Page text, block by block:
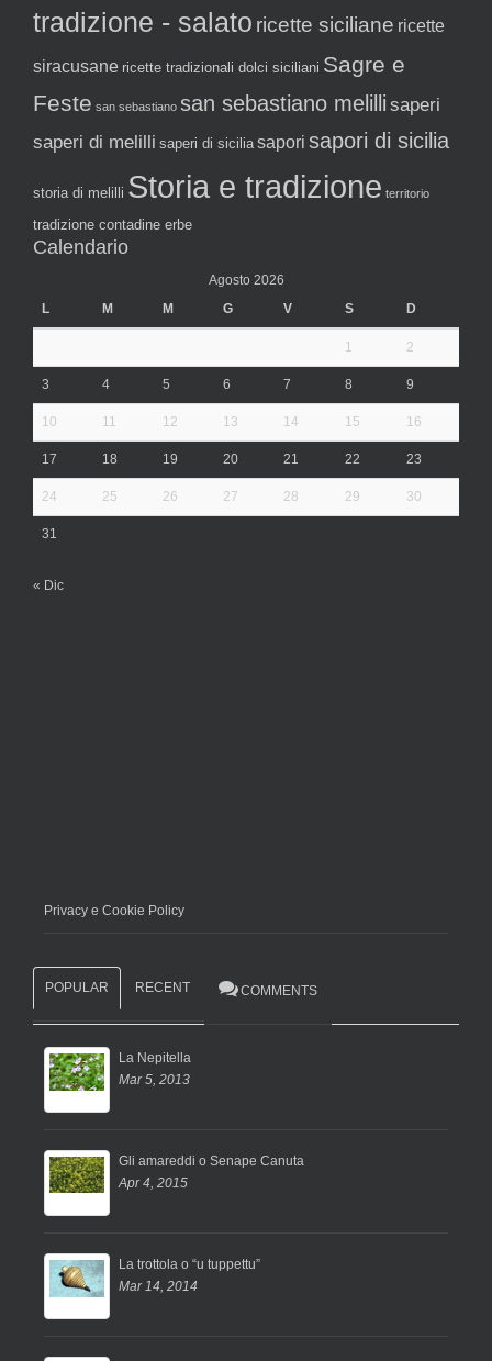
tradizione - salato ricette siciliane ricette
siracusane ricette tradizionali dolci siciliani Sagre e
Feste san sebastiano san sebastiano melilli saperi
saperi di melilli saperi di sicilia sapori sapori di sicilia
storia di melilli Storia e tradizione territorio
tradizione contadine erbe
Calendario
Agosto 2026
L
M M G V S D
1 2
3 4 5 6 7 8 9
10 11 12 13 14 15 16
17 18 19 20 21 22 23
24 25 26 27 28 29 30
31
« Dic
Privacy e Cookie Policy
POPULAR RECENT COMMENTS
La Nepitella
Mar 5, 2013
Gli amareddi o Senape Canuta
Apr 4, 2015
La trottola o “u tuppettu”
Mar 14, 2014